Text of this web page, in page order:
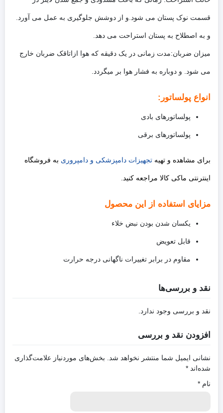
قسمت نوک پستان می شود.و از دوشش جلوگیری به عمل می آورد.
و به اصطلاح به پستان استراحت می دهد.
میزان ضربان:مدت زمانی در یک دقیقه که هوا ازاتاقک ضربان خارج
می شود. و دوباره به فشار هوا بر میگردد.
انواع پولساتور:
پولساتورهای بادی
پولساتورهای برقی
برای مشاهده و تهیه تجهیزات دامپزشکی و دامپروری به فروشگاه
اینترنتی ماکی کالا مراجعه کنید.
مزایای استفاده از این محصول
یکسان شدن بودن نبض خلاء
قابل تعویض
مقاوم در برابر تغییرات ناگهانی درجه حرارت
نقد و بررسی‌ها
نقد و بررسی وجود ندارد.
افزودن نقد و بررسی
نشانی ایمیل شما منتشر نخواهد شد.
بخش‌های موردنیاز علامت‌گذاری
شده‌اند *
نام *